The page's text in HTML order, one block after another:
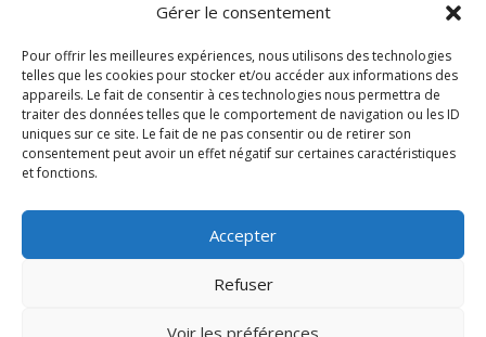
Gérer le consentement
Pour offrir les meilleures expériences, nous utilisons des technologies
telles que les cookies pour stocker et/ou accéder aux informations des
appareils. Le fait de consentir à ces technologies nous permettra de
traiter des données telles que le comportement de navigation ou les ID
uniques sur ce site. Le fait de ne pas consentir ou de retirer son
consentement peut avoir un effet négatif sur certaines caractéristiques
et fonctions.
Accepter
Refuser
Voir les préférences
PRELCO